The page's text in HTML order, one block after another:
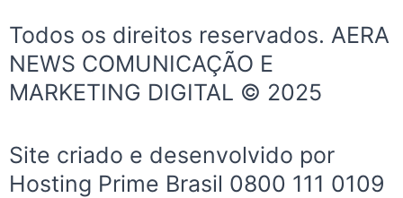
e
b
o
o
f
t
a
g
r
t
u
b
e
Todos os direitos reservados. AERA
NEWS COMUNICAÇÃO E
MARKETING DIGITAL © 2025
Site criado e desenvolvido por
Hosting Prime Brasil 0800 111 0109